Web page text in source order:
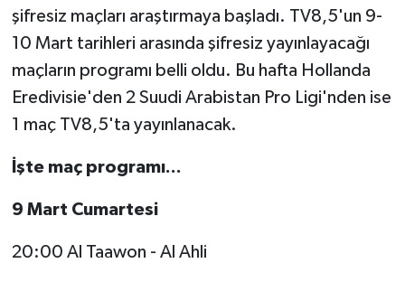
şifresiz maçları araştırmaya başladı. TV8,5'un 9-
10 Mart tarihleri arasında şifresiz yayınlayacağı
maçların programı belli oldu. Bu hafta Hollanda
Eredivisie'den 2 Suudi Arabistan Pro Ligi'nden ise
1 maç TV8,5'ta yayınlanacak.
İşte maç programı...
9 Mart Cumartesi
20:00 Al Taawon - Al Ahli